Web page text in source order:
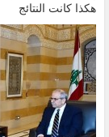
هكذا كانت النتائج